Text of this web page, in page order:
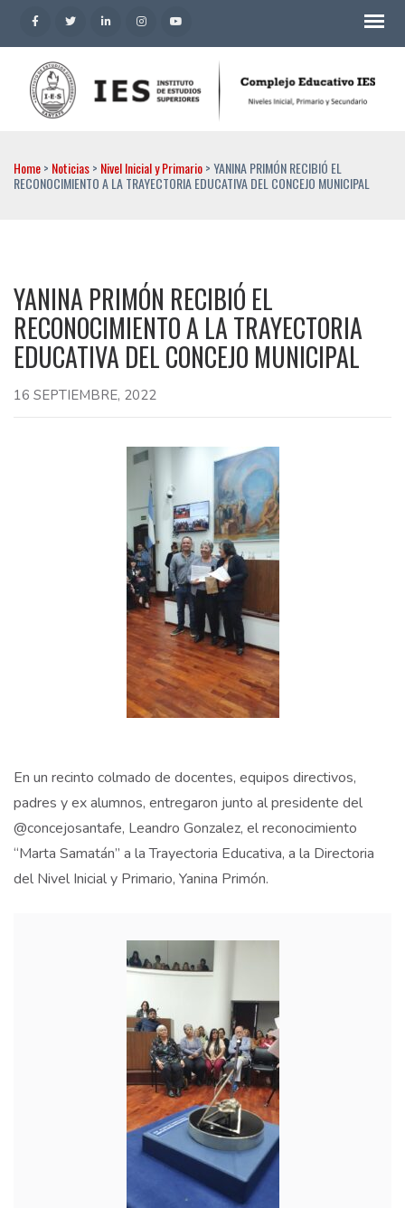
Home> Noticias> Nivel Inicial y Primario>YANINA PRIMÓN RECIBIÓ EL
RECONOCIMIENTO A LA TRAYECTORIA EDUCATIVA DEL CONCEJO MUNICIPAL
YANINA PRIMÓN RECIBIÓ EL
RECONOCIMIENTO A LA TRAYECTORIA
EDUCATIVA DEL CONCEJO MUNICIPAL
16 SEPTIEMBRE, 2022
En un recinto colmado de docentes, equipos directivos,
padres y ex alumnos, entregaron junto al presidente del
@concejosantafe, Leandro Gonzalez, el reconocimiento
“Marta Samatán” a la Trayectoria Educativa, a la Directoria
del Nivel Inicial y Primario, Yanina Primón.